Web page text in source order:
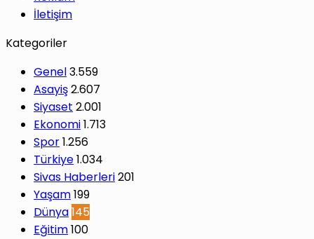
İletişim
Kategoriler
Genel3.559
Asayiş2.607
Siyaset 2.001
Ekonomi1.713
Spor1.256
Türkiye1.034
Sivas Haberleri201
Yaşam199
Dünya145
Eğitim100